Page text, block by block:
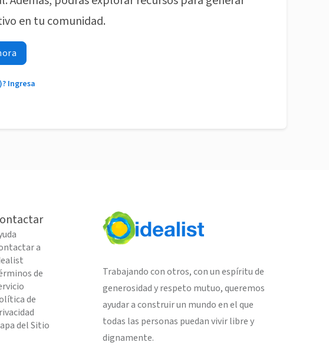
en tu comunidad.
Ingresa
a
de
de
del Sitio
Trabajando con otros, con un espíritu de
generosidad y respeto mutuo, queremos
ayudar a construir un mundo en el que
todas las personas puedan vivir libre y
dignamente.